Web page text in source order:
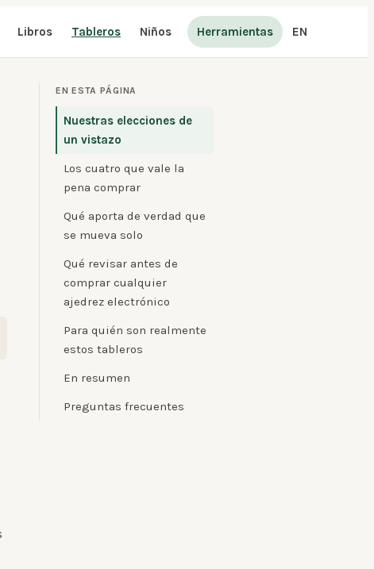
Libros Tableros Niños Herramientas EN
EN ESTA PÁGINA
Nuestras elecciones de
un vistazo
Los cuatro que vale la
pena comprar
Qué aporta de verdad que
se mueva solo
Qué revisar antes de
comprar cualquier
ajedrez electrónico
Para quién son realmente
estos tableros
En resumen
Preguntas frecuentes